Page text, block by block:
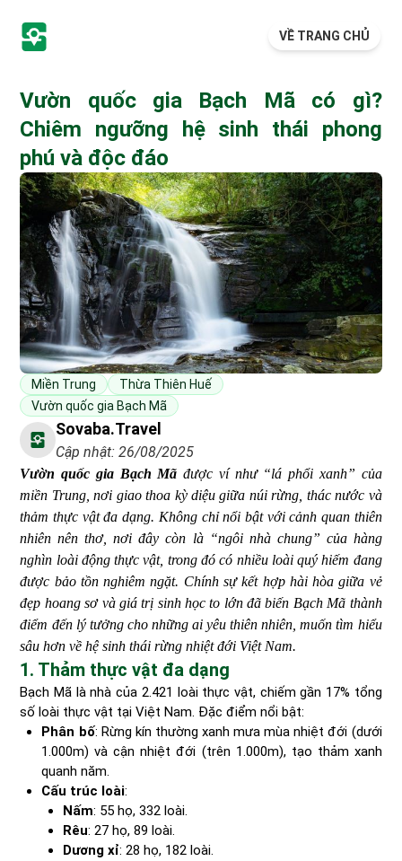
VỀ TRANG CHỦ
Vườn quốc gia Bạch Mã có gì?
Chiêm ngưỡng hệ sinh thái phong
phú và độc đáo
Miền Trung
Thừa Thiên Huế
Vườn quốc gia Bạch Mã
Sovaba.travel
Cập nhật: 26/08/2025
Vườn quốc gia Bạch Mã được ví như “lá phổi xanh” của
miền Trung, nơi giao thoa kỳ diệu giữa núi rừng, thác nước và
thảm thực vật đa dạng. Không chỉ nổi bật với cảnh quan thiên
nhiên nên thơ, nơi đây còn là “ngôi nhà chung” của hàng
nghìn loài động thực vật, trong đó có nhiều loài quý hiếm đang
được bảo tồn nghiêm ngặt. Chính sự kết hợp hài hòa giữa vẻ
đẹp hoang sơ và giá trị sinh học to lớn đã biến Bạch Mã thành
điểm đến lý tưởng cho những ai yêu thiên nhiên, muốn tìm hiểu
sâu hơn về hệ sinh thái rừng nhiệt đới Việt Nam.
1. Thảm thực vật đa dạng
Bạch Mã là nhà của 2.421 loài thực vật, chiếm gần 17% tổng
số loài thực vật tại Việt Nam. Đặc điểm nổi bật:
Phân bố: Rừng kín thường xanh mưa mùa nhiệt đới (dưới
1.000m) và cận nhiệt đới (trên 1.000m), tạo thảm xanh
quanh năm.
Cấu trúc loài:
Nấm: 55 họ, 332 loài.
Rêu: 27 họ, 89 loài.
Dương xỉ: 28 họ, 182 loài.